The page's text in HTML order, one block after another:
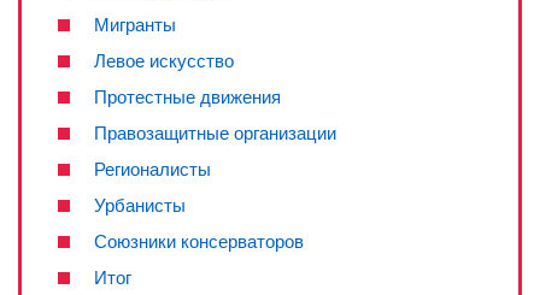
Мигранты
Левое искусство
Протестные движения
Правозащитные организации
Регионалисты
Урбанисты
Союзники консерваторов
Итог